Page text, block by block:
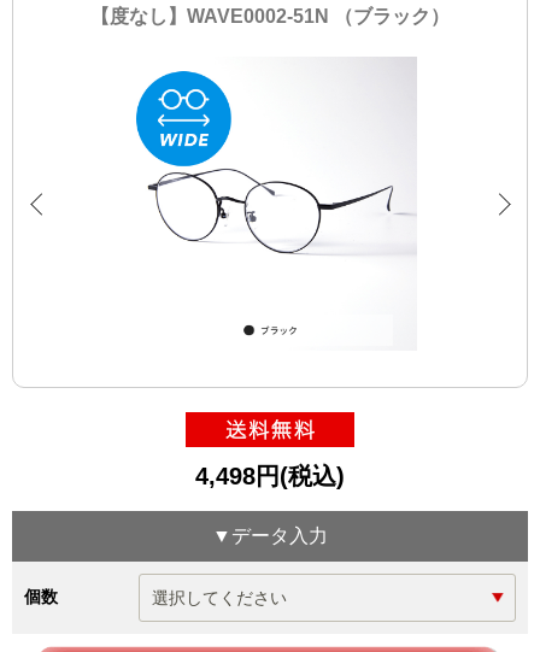
【度なし】WAVE0002-51N （ブラック）
4,498円(税込)
▼データ入力
個数